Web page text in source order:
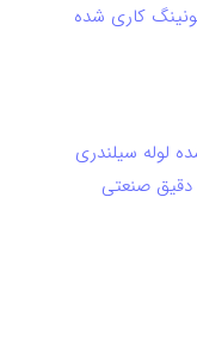
لوله سیلندری
دقیق صنعتی